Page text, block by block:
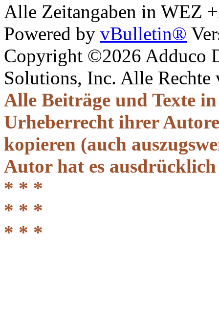
Alle Zeitangaben in WEZ
Powered by vBulletin®
Copyright ©2026 Adduco
Solutions, Inc. Alle Rechte
Alle Beiträge und Texte
Urheberrecht ihrer
kopieren (auch
Autor hat es
* * *
* * *
* * *